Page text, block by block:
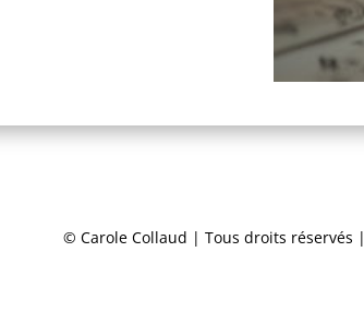
© Carole Collaud | Tous droits réservés |